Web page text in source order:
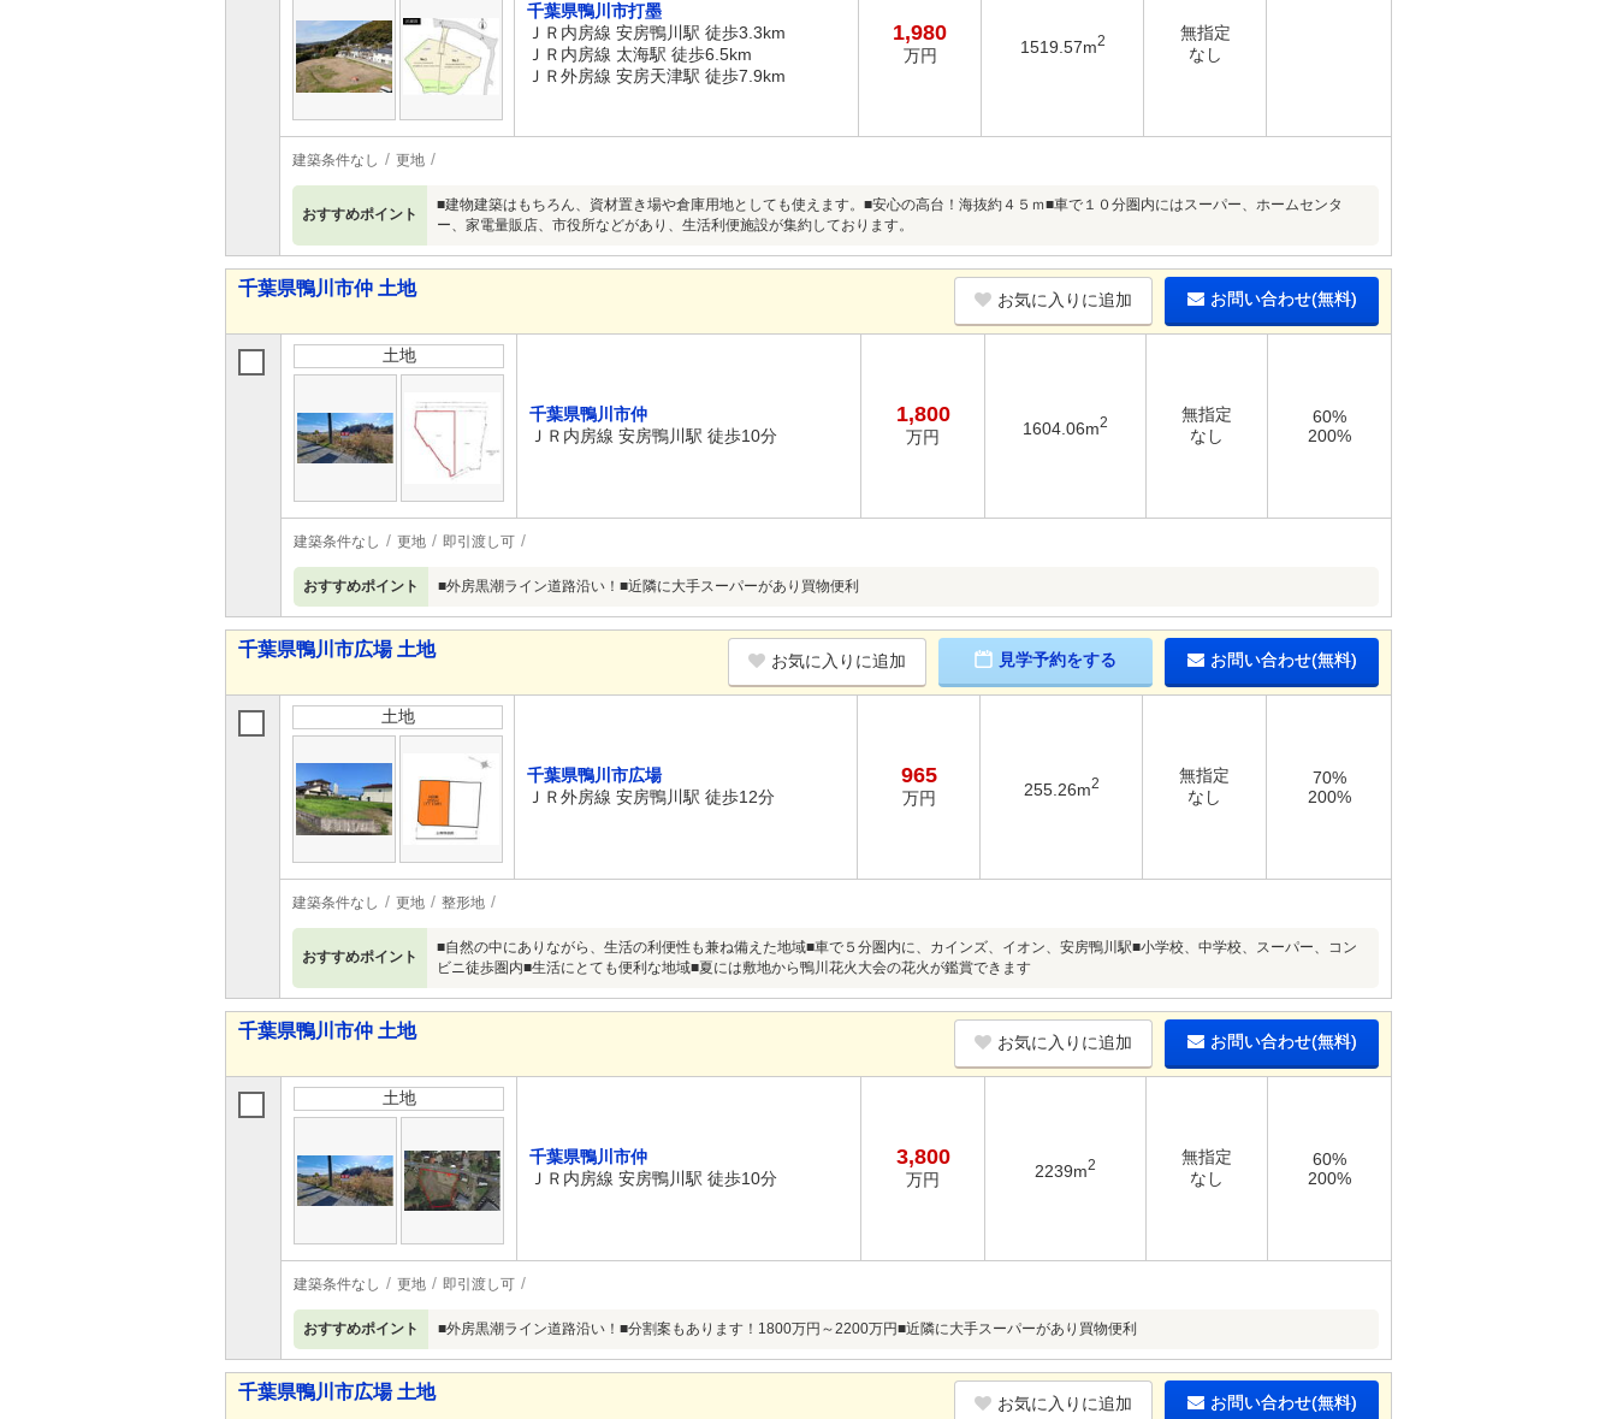
千葉県鴨川市打墨
ＪＲ内房線 安房鴨川駅 徒歩3.3km
ＪＲ内房線 太海駅 徒歩6.5km
ＪＲ外房線 安房天津駅 徒歩7.9km
1,980
万円 1519.57m2
無指定
なし
建築条件なし 更地
おすすめポイント
■建物建築はもちろん、資材置き場や倉庫用地としても使えます。■安心の高台！海抜約４５ｍ■車で１０分圏内にはスーパー、ホームセンタ
ー、家電量販店、市役所などがあり、生活利便施設が集約しております。
千葉県鴨川市仲 土地
お気に入りに追加 お問い合わせ(無料)
土地
千葉県鴨川市仲
ＪＲ内房線 安房鴨川駅 徒歩10分
1,800
万円 1604.06m2
無指定
なし
60%
200%
建築条件なし 更地 即引渡し可
おすすめポイント ■外房黒潮ライン道路沿い！■近隣に大手スーパーがあり買物便利
千葉県鴨川市広場 土地
お気に入りに追加 見学予約をする お問い合わせ(無料)
土地
千葉県鴨川市広場
ＪＲ外房線 安房鴨川駅 徒歩12分
965
万円 255.26m2
無指定
なし
70%
200%
建築条件なし 更地 整形地
おすすめポイント
■自然の中にありながら、生活の利便性も兼ね備えた地域■車で５分圏内に、カインズ、イオン、安房鴨川駅■小学校、中学校、スーパー、コン
ビニ徒歩圏内■生活にとても便利な地域■夏には敷地から鴨川花火大会の花火が鑑賞できます
千葉県鴨川市仲 土地
お気に入りに追加 お問い合わせ(無料)
土地
千葉県鴨川市仲
ＪＲ内房線 安房鴨川駅 徒歩10分
3,800
万円 2239m2
無指定
なし
60%
200%
建築条件なし 更地 即引渡し可
おすすめポイント ■外房黒潮ライン道路沿い！■分割案もあります！1800万円～2200万円■近隣に大手スーパーがあり買物便利
千葉県鴨川市広場 土地
お気に入りに追加 お問い合わせ(無料)